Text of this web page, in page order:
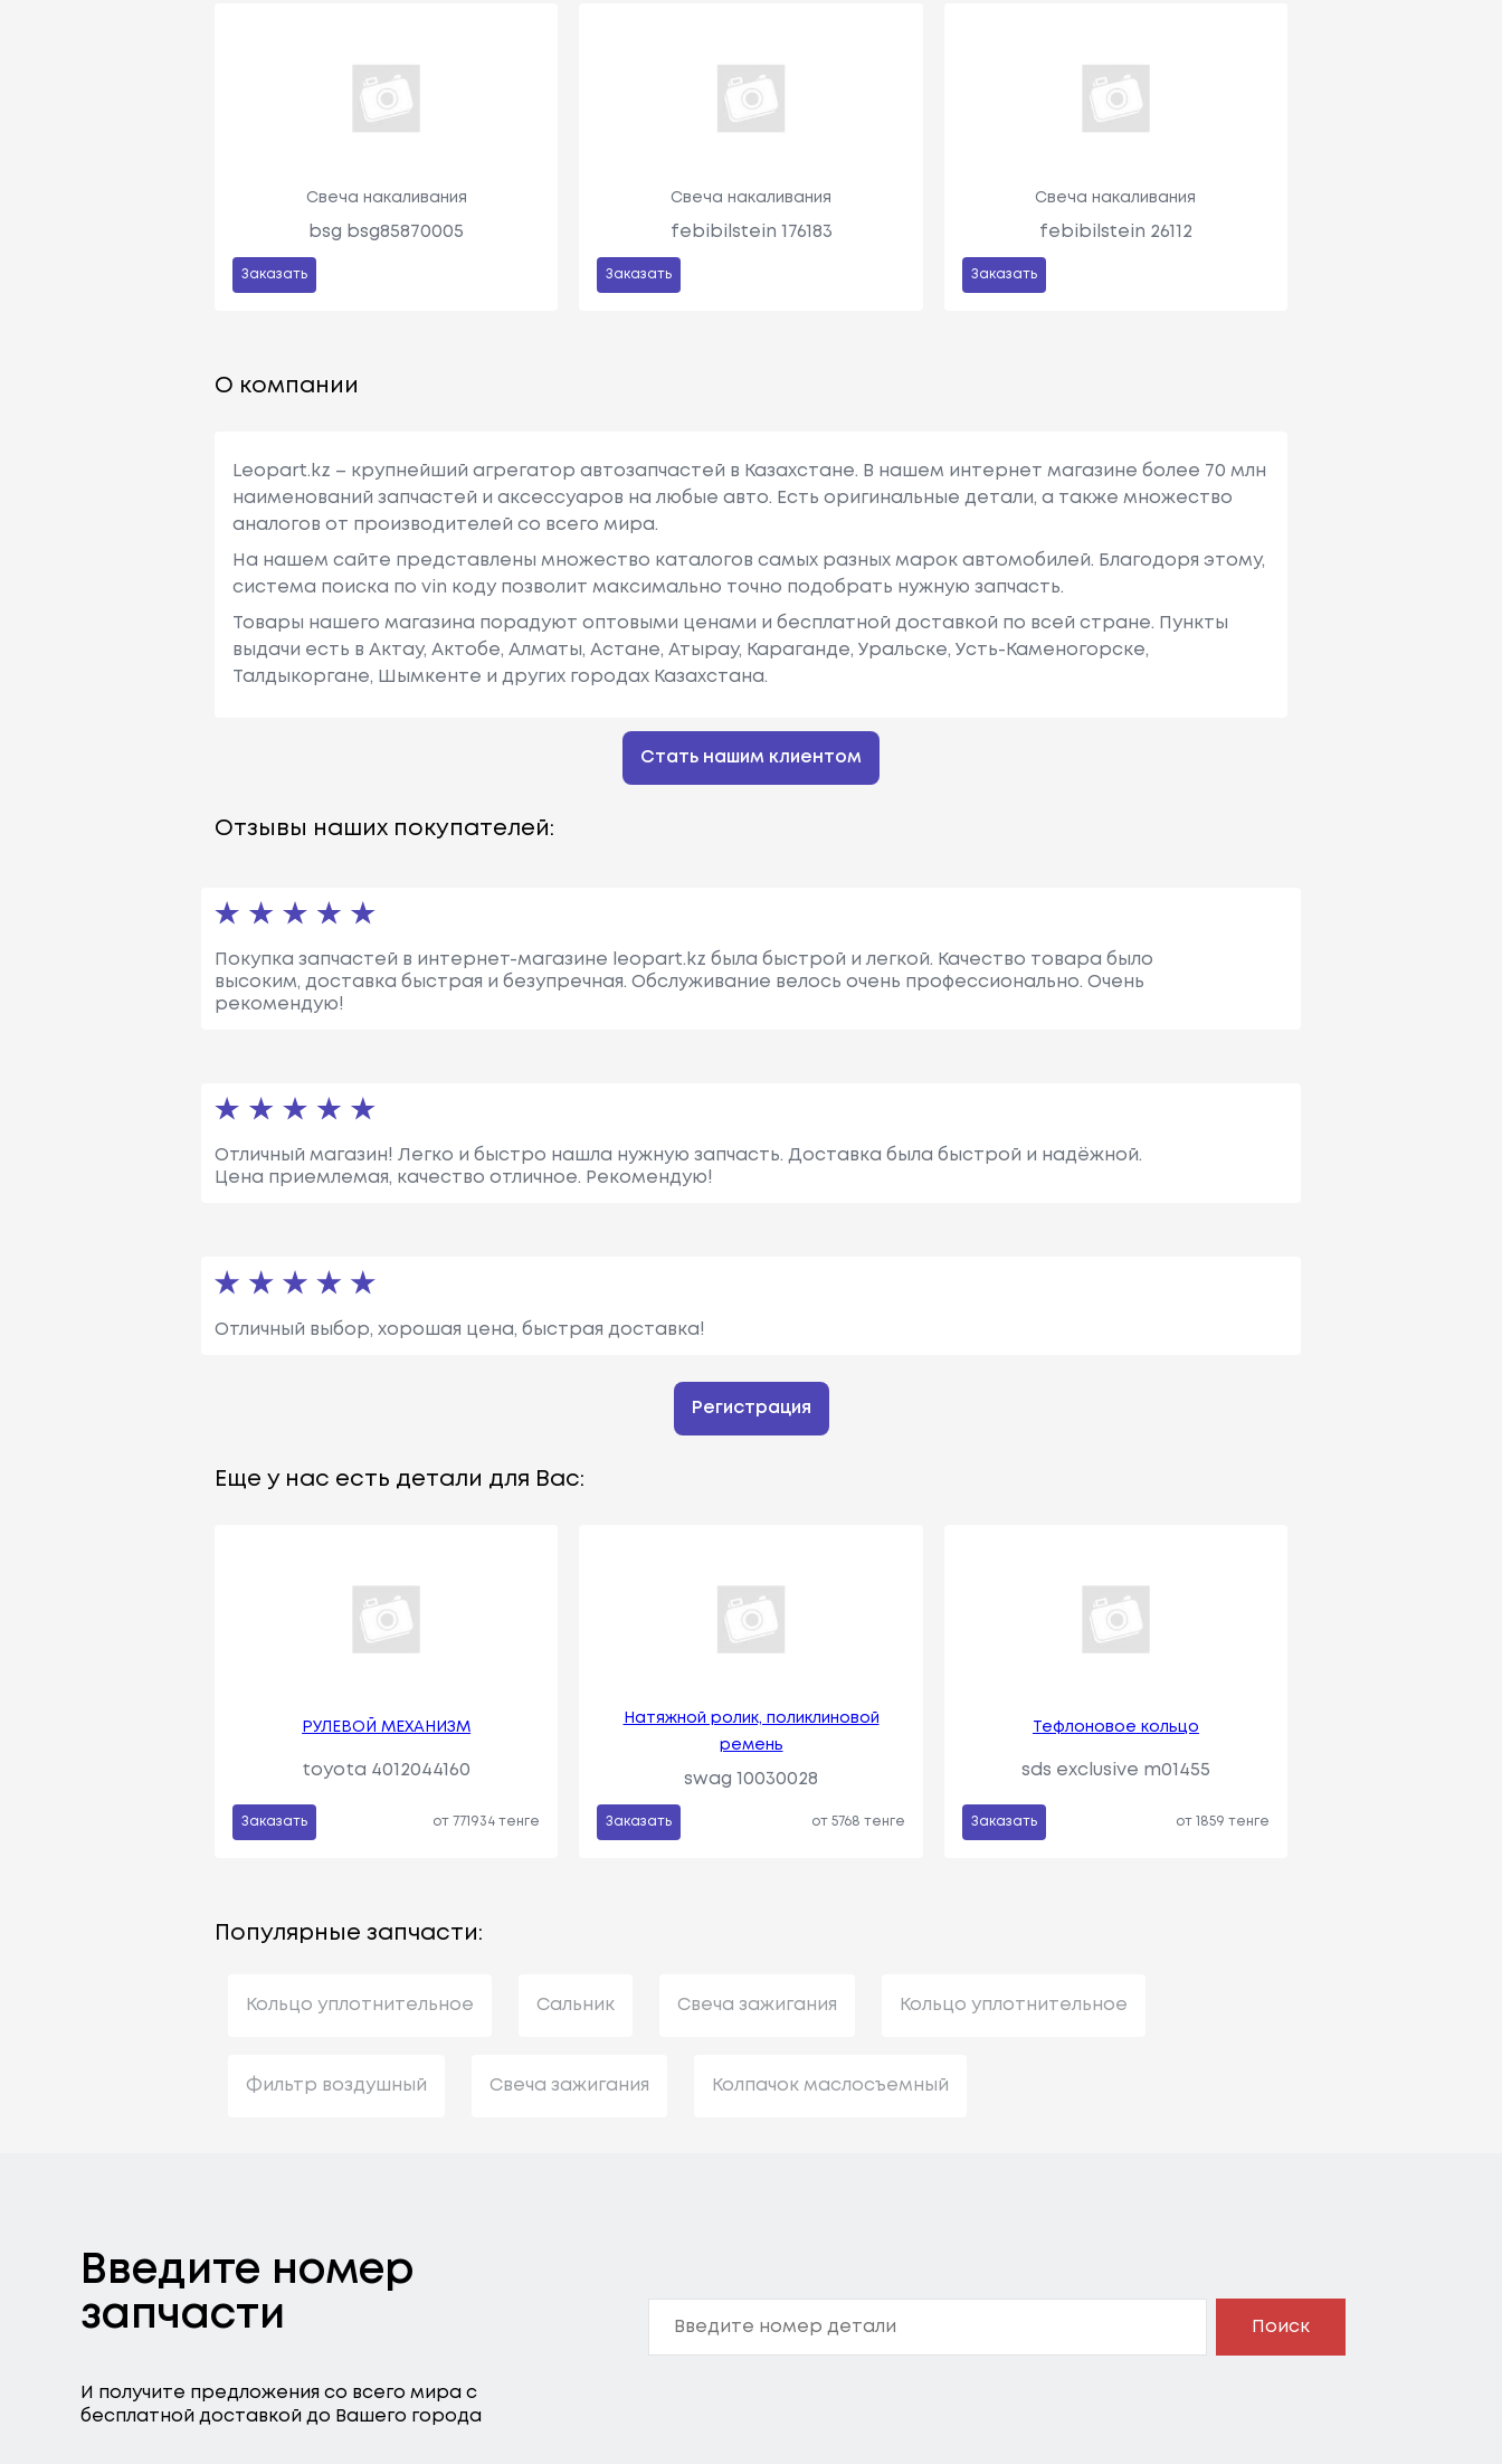
Свеча накаливания
bsg bsg85870005
Заказать
Свеча накаливания
febibilstein 176183
Заказать
Свеча накаливания
febibilstein 26112
Заказать
О компании
Leopart.kz – крупнейший агрегатор автозапчастей в Казахстане. В нашем интернет магазине более 70 млн
наименований запчастей и аксессуаров на любые авто. Есть оригинальные детали, а также множество
аналогов от производителей со всего мира.
На нашем сайте представлены множество каталогов самых разных марок автомобилей. Благодоря этому,
система поиска по vin коду позволит максимально точно подобрать нужную запчасть.
Товары нашего магазина порадуют оптовыми ценами и бесплатной доставкой по всей стране. Пункты
выдачи есть в Актау, Актобе, Алматы, Астане, Атырау, Караганде, Уральске, Усть-Каменогорске,
Талдыкоргане, Шымкенте и других городах Казахстана.
Стать нашим клиентом
Отзывы наших покупателей:
Покупка запчастей в интернет-магазине leopart.kz была быстрой и легкой. Качество товара было
высоким, доставка быстрая и безупречная. Обслуживание велось очень профессионально. Очень
рекомендую!
Отличный магазин! Легко и быстро нашла нужную запчасть. Доставка была быстрой и надёжной.
Цена приемлемая, качество отличное. Рекомендую!
Отличный выбор, хорошая цена, быстрая доставка!
Регистрация
Еще у нас есть детали для Вас:
РУЛЕВОЙ МЕХАНИЗМ
toyota 4012044160
Заказать от 771934 тенге
Натяжной ролик, поликлиновой
ремень
swag 10030028
Заказать от 5768 тенге
Тефлоновое кольцо
sds exclusive m01455
Заказать от 1859 тенге
Популярные запчасти:
Кольцо уплотнительное Сальник Свеча зажигания Кольцо уплотнительное
Фильтр воздушный Свеча зажигания Колпачок маслосъемный
Введите номер
запчасти
И получите предложения со всего мира с
бесплатной доставкой до Вашего города
Поиск